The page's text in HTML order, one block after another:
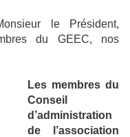
le Président,
du GEEC, nos
Les membres du
Conseil
d’administration
de l’association